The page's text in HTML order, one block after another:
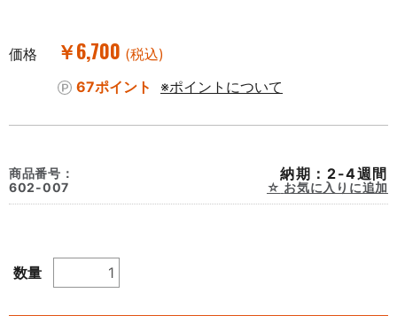
価格 ￥6,700 (税込)
67ポイント
※ポイントについて
商品番号：
602-007
納期：2-4週間
お気に入りに追加
数量